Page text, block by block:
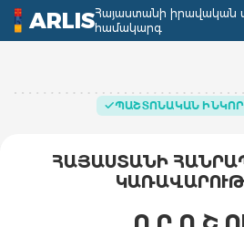
ARLISՀայաստանի իրավական
համակարգ
ՊԱՇՏՈՆԱԿԱՆ
ՀԱՅԱՍՏԱՆԻ